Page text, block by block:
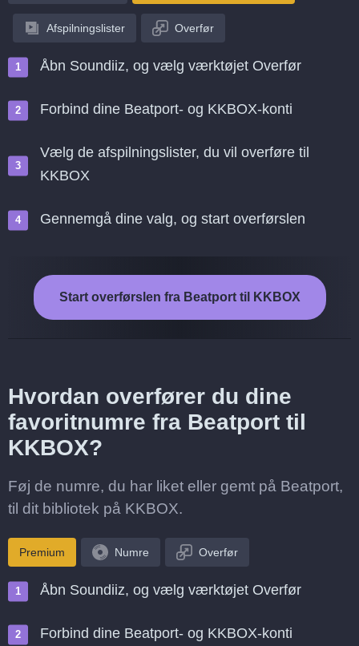
Afspilningslister Overfør
Åbn Soundiiz, og vælg værktøjet Overfør
Forbind dine Beatport- og KKBOX-konti
Vælg de afspilningslister, du vil overføre til
KKBOX
Gennemgå dine valg, og start overførslen
Start overførslen fra Beatport til KKBOX
Hvordan overfører du dine
favoritnumre fra Beatport til
KKBOX?
Føj de numre, du har liket eller gemt på Beatport,
til dit bibliotek på KKBOX.
Premium Numre Overfør
Åbn Soundiiz, og vælg værktøjet Overfør
Forbind dine Beatport- og KKBOX-konti